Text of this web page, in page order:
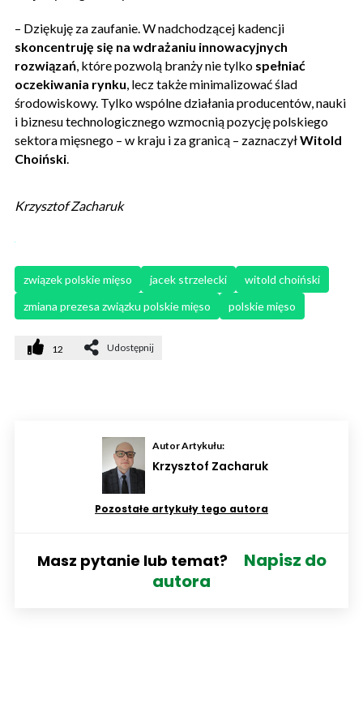
– Dziękuję za zaufanie. W nadchodzącej kadencji
skoncentruję się na wdrażaniu innowacyjnych
rozwiązań, które pozwolą branży nie tylko spełniać
oczekiwania rynku, lecz także minimalizować ślad
środowiskowy. Tylko wspólne działania producentów, nauki
i biznesu technologicznego wzmocnią pozycję polskiego
sektora mięsnego – w kraju i za granicą – zaznaczyłWitold
Choiński.
Krzysztof Zacharuk
związek polskie mięso jacek strzelecki
witold choiński
zmiana prezesa związku polskie mięso
polskie mięso
12 Udostępnij
Autor Artykułu:
Krzysztof Zacharuk
Pozostałe artykuły tego autora
Masz pytanie lub temat?
Napisz do
autora